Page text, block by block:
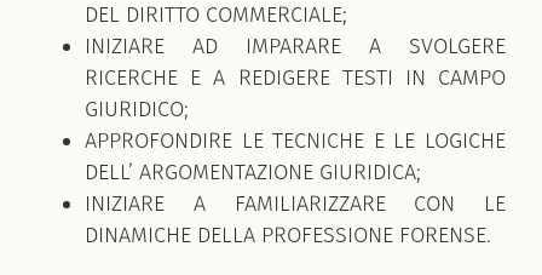
DEL DIRITTO COMMERCIALE;
INIZIARE AD IMPARARE A SVOLGERE
RICERCHE E A REDIGERE TESTI IN CAMPO
GIURIDICO;
APPROFONDIRE LE TECNICHE E LE LOGICHE
DELL’ ARGOMENTAZIONE GIURIDICA;
INIZIARE A FAMILIARIZZARE CON LE
DINAMICHE DELLA PROFESSIONE FORENSE.